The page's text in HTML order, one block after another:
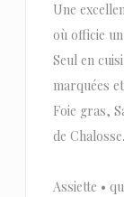
Une
où officie
Seul en
marquées
Foie gras,
de
Assiette •